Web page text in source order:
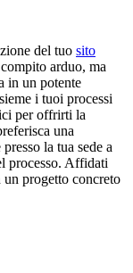
del tuo sito
arduo, ma
in un potente
i tuoi processi
per offrirti la
una
la tua sede a
processo. Affidati
un progetto concreto